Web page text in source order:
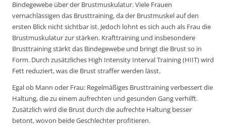
Bindegewebe über der Brustmuskulatur. Viele Frauen
vernachlässigen das Brusttraining, da der Brustmuskel auf den
ersten Blick nicht sichtbar ist. Jedoch lohnt es sich auch als Frau die
Brustmuskulatur zur stärken. Krafttraining und insbesondere
Brusttraining stärkt das Bindegewebe und bringt die Brust so in
Form. Durch zusätzliches High Intensity Interval Training (HIIT) wird
Fett reduziert, was die Brust straffer werden lässt.
Egal ob Mann oder Frau: Regelmäßiges Brusttraining verbessert die
Haltung, die zu einem aufrechten und gesunden Gang verhilft.
Zusätzlich wird die Brust durch die aufrechte Haltung besser
betont, wovon beide Geschlechter profitieren.